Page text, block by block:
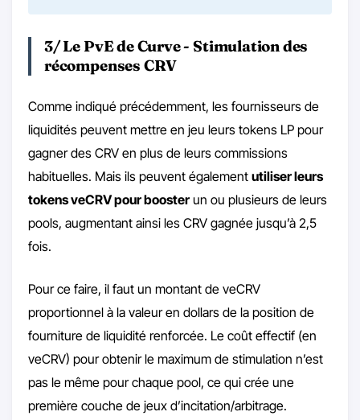
3/ Le PvE de Curve - Stimulation des
récompenses CRV
Comme indiqué précédemment, les fournisseurs de
liquidités peuvent mettre en jeu leurs tokens LP pour
gagner des CRV en plus de leurs commissions
habituelles. Mais ils peuvent également utiliser leurs
tokens veCRV pour booster un ou plusieurs de leurs
pools, augmentant ainsi les CRV gagnée jusqu’à 2,5
fois.
Pour ce faire, il faut un montant de veCRV
proportionnel à la valeur en dollars de la position de
fourniture de liquidité renforcée. Le coût effectif (en
veCRV) pour obtenir le maximum de stimulation n’est
pas le même pour chaque pool, ce qui crée une
première couche de jeux d’incitation/arbitrage.